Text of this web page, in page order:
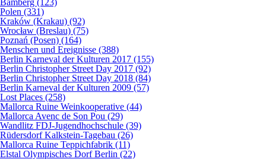
Bamberg (123)
Polen (331)
Kraków (Krakau) (92)
Wrocław (Breslau) (75)
Poznań (Posen) (164)
Menschen und Ereignisse (388)
Berlin Karneval der Kulturen 2017 (155)
Berlin Christopher Street Day 2017 (92)
Berlin Christopher Street Day 2018 (84)
Berlin Karneval der Kulturen 2009 (57)
Lost Places (258)
Mallorca Ruine Weinkooperative (44)
Mallorca Avenc de Son Pou (29)
Wandlitz FDJ-Jugendhochschule (39)
Rüdersdorf Kalkstein-Tagebau (26)
Mallorca Ruine Teppichfabrik (11)
Elstal Olympisches Dorf Berlin (22)